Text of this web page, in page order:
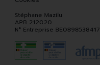
Stéphane Mazilu
APB 212020
N° Entreprise BE0898538417